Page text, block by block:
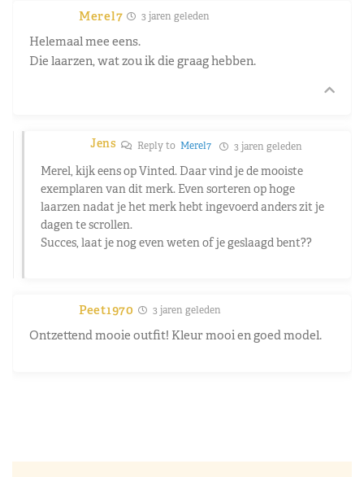
Merel7 3 jaren geleden
Helemaal mee eens.
Die laarzen, wat zou ik die graag hebben.
Jens Reply to Merel7 3 jaren geleden
Merel, kijk eens op Vinted. Daar vind je de mooiste
exemplaren van dit merk. Even sorteren op hoge
laarzen nadat je het merk hebt ingevoerd anders zit je
dagen te scrollen.
Succes, laat je nog even weten of je geslaagd bent??
Peet1970 3 jaren geleden
Ontzettend mooie outfit! Kleur mooi en goed model.